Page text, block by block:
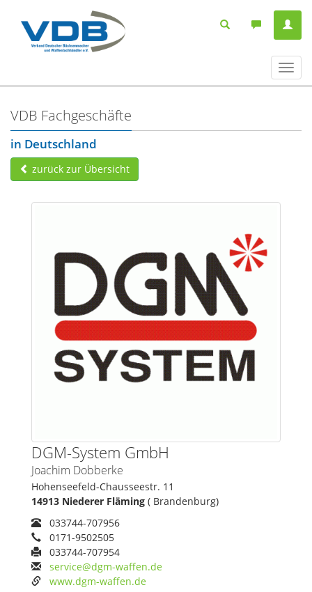
ein-/
VDB Fachgeschäfte
in Deutschland
zurück zur Übersicht
DGM-System GmbH
Joachim Dobberke
Hohenseefeld-Chausseestr. 11
14913 Niederer Fläming ( Brandenburg)
033744-707956
0171-9502505
033744-707954
service@dgm-waffen.de
www.dgm-waffen.de